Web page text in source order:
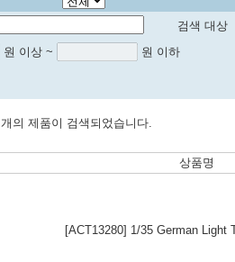
검색 대상
원 이상 ~ 원 이하
개의 제품이 검색되었습니다.
상품명
[ACT13280] 1/35 German Light